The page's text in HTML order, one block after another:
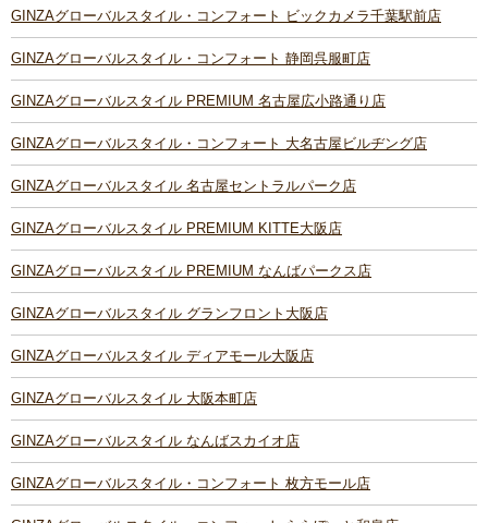
GINZAグローバルスタイル・コンフォート ビックカメラ千葉駅前店
GINZAグローバルスタイル・コンフォート 静岡呉服町店
GINZAグローバルスタイル PREMIUM 名古屋広小路通り店
GINZAグローバルスタイル・コンフォート 大名古屋ビルヂング店
GINZAグローバルスタイル 名古屋セントラルパーク店
GINZAグローバルスタイル PREMIUM KITTE大阪店
GINZAグローバルスタイル PREMIUM なんばパークス店
GINZAグローバルスタイル グランフロント大阪店
GINZAグローバルスタイル ディアモール大阪店
GINZAグローバルスタイル 大阪本町店
GINZAグローバルスタイル なんばスカイオ店
GINZAグローバルスタイル・コンフォート 枚方モール店